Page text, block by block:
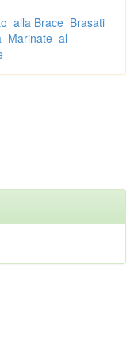
alla Brace Brasati
Marinate al